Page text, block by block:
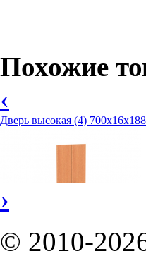
Похожие
‹
Дверь высокая (4)
›
© 2010-